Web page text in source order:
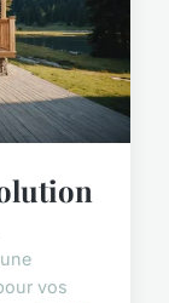
vos